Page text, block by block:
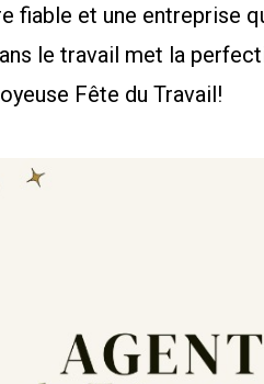
fiable et une entreprise
le travail met la
Fête du Travail!